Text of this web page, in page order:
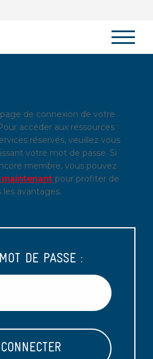
de connexion de votre
accéder aux ressources
réservés, veuillez vous
votre mot de passe. Si
membre, vous pouvez
pour profiter de
les avantages.
DE PASSE :